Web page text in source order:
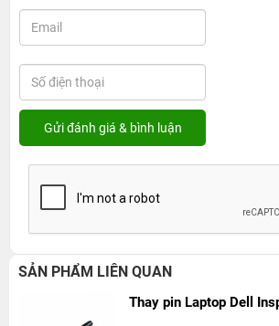
SẢN PHẨM LIÊN QUAN
Thay pin Laptop Dell